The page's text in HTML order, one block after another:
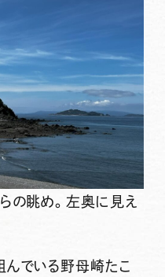
の眺め。左奥に見え
でいる野母崎たこ